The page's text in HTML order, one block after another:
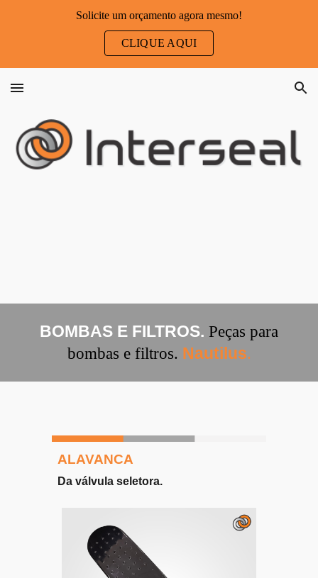
Solicite um orçamento agora mesmo!
CLIQUE AQUI
BOMBAS E FILTROS. Peças para
bombas e filtros. Nautilus.
ALAVANCA
Da válvula seletora.